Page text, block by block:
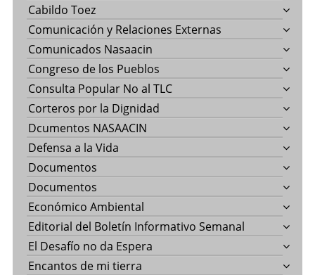
Cabildo Toez
Comunicación y Relaciones Externas
Comunicados Nasaacin
Congreso de los Pueblos
Consulta Popular No al TLC
Corteros por la Dignidad
Dcumentos NASAACIN
Defensa a la Vida
Documentos
Documentos
Económico Ambiental
Editorial del Boletín Informativo Semanal
El Desafío no da Espera
Encantos de mi tierra